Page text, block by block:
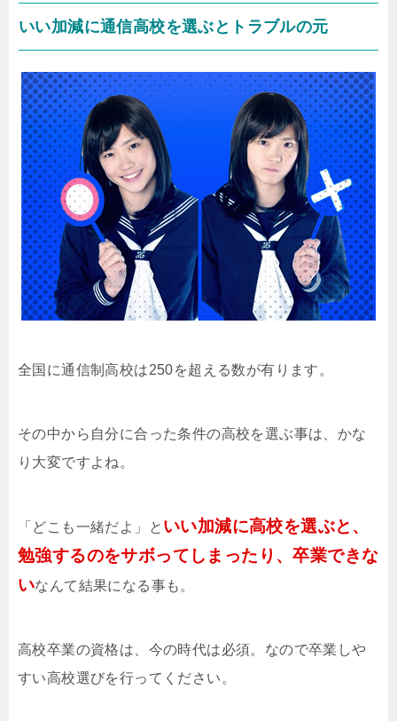
いい加減に通信高校を選ぶとトラブルの元
全国に通信制高校は250を超える数が有ります。
その中から自分に合った条件の高校を選ぶ事は、かな
り大変ですよね。
「どこも一緒だよ」と いい加減に高校を選ぶと、
勉強するのをサボってしまったり、卒業できな
いなんて結果になる事も。
高校卒業の資格は、今の時代は必須。なので卒業しや
すい高校選びを行ってください。